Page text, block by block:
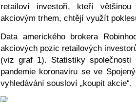
retailoví investoři, kteří
akciovým trhem, chtějí využít
Data amerického brokera
akciových pozic retailových
(viz graf 1). Statistiky
pandemie koronaviru se ve
vyhledávání sousloví „koupit akcie“.